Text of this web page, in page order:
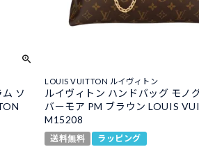
ソ
LOUIS VUITTON ルイヴィトン
ルイヴィトン ハンドバッグ モノ
バーモア PM ブラウン LOUIS
M15208
送料無料 ラッピング